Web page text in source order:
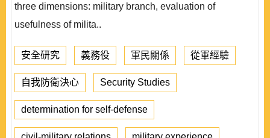
three dimensions: military branch, evaluation of
usefulness of milita..
安全研究 義務役 軍民關係 從軍經驗
自我防衛決心 Security Studies
determination for self-defense